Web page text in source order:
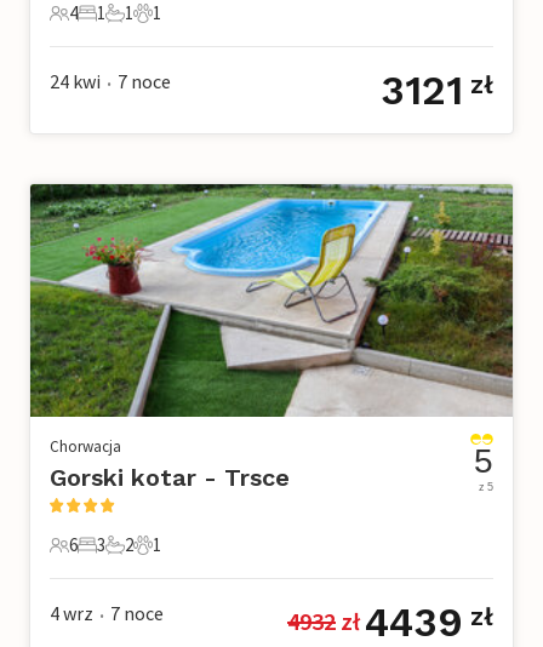
4 Goście
4
1 Sypialnia
1
1 Łazienka
1
1 Zwierzę domowe
1
24 kwi • 7 noce 3121 zł
Chorwacja
Gorski kotar - Trsce
6 Goście
6
3 Sypialnie
3
2 Łazienki
2
1 Zwierzę domowe
1
5
z 5
4 wrz • 7 noce 4932 zł 4439 zł